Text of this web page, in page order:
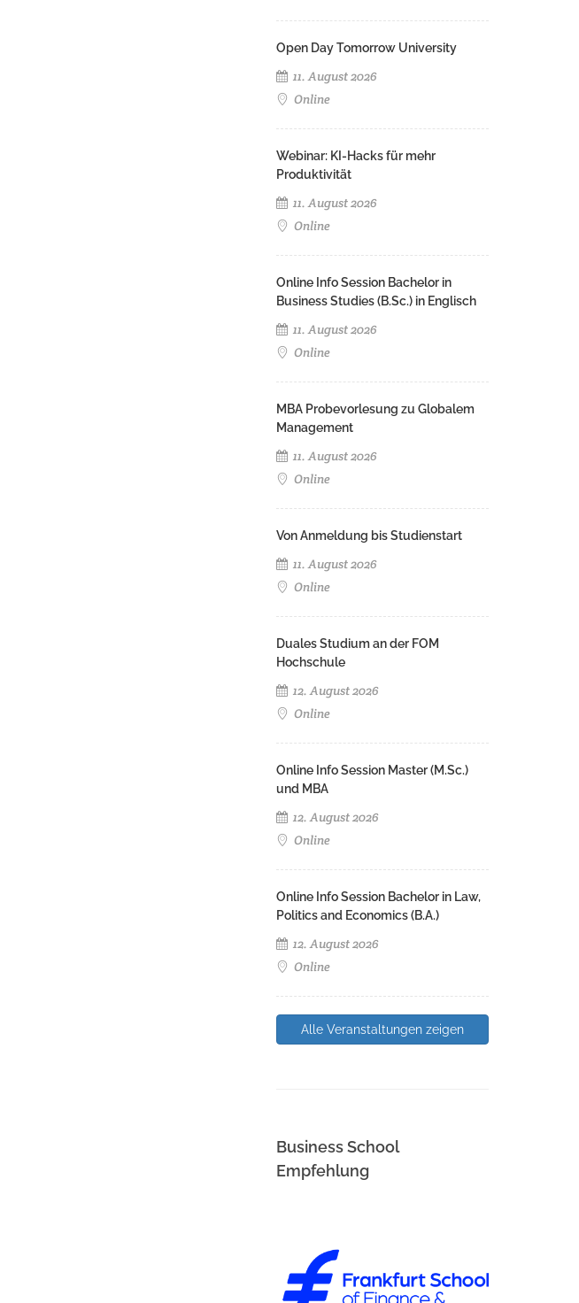
Open Day Tomorrow University
11. August 2026
Online
Webinar: KI-Hacks für mehr
Produktivität
11. August 2026
Online
Online Info Session Bachelor in
Business Studies (B.Sc.) in Englisch
11. August 2026
Online
MBA Probevorlesung zu Globalem
Management
11. August 2026
Online
Von Anmeldung bis Studienstart
11. August 2026
Online
Duales Studium an der FOM
Hochschule
12. August 2026
Online
Online Info Session Master (M.Sc.)
und MBA
12. August 2026
Online
Online Info Session Bachelor in Law,
Politics and Economics (B.A.)
12. August 2026
Online
Alle Veranstaltungen zeigen
Business School
Empfehlung